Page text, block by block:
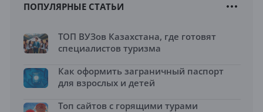
ПОПУЛЯРНЫЕ СТАТЬИ
ТОП ВУЗов Казахстана, где готовят
специалистов туризма
Как оформить заграничный паспорт
для взрослых и детей
Топ сайтов с горящими турами